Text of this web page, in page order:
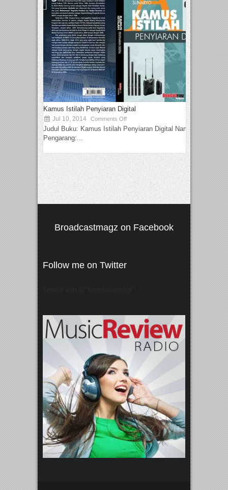
Kamus Istilah Penyiaran Digital
Jul 10, 2014 Comments Off
Judul Buku: Kamus Istilah Penyiaran Digital Nama
Pengarang:...
Broadcastmagz on Facebook
Follow me on Twitter